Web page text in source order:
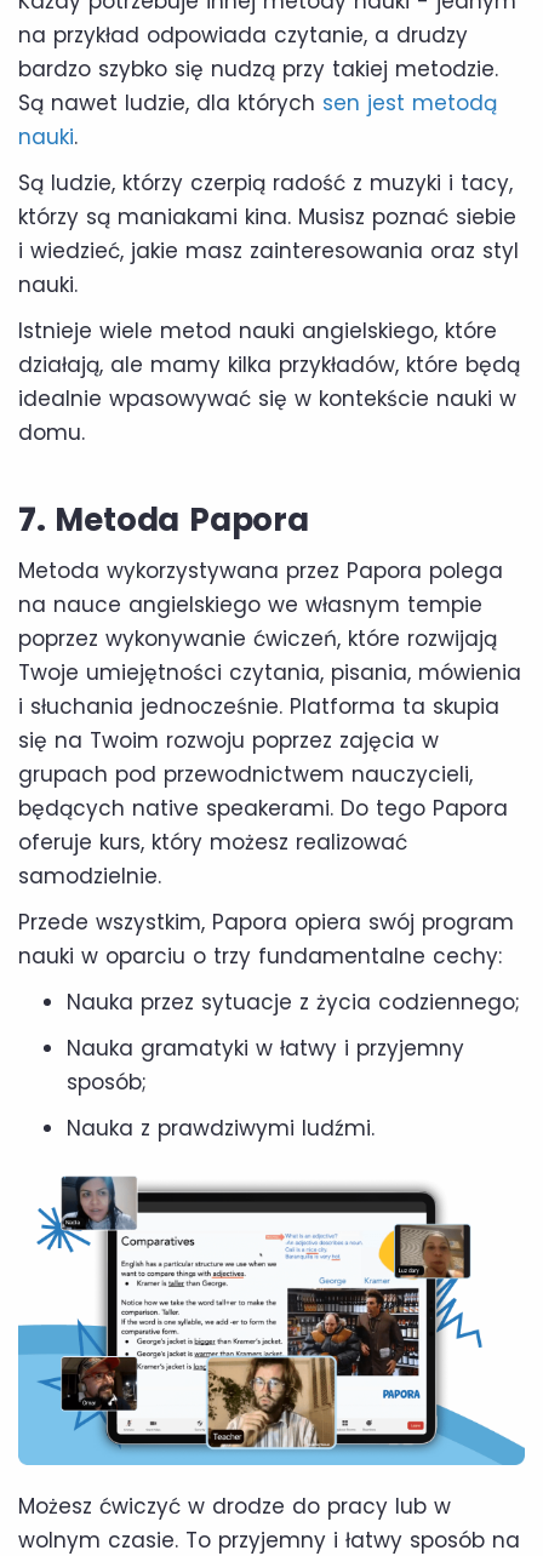
na przykład odpowiada czytanie, a drudzy
bardzo szybko się nudzą przy takiej metodzie.
Są nawet ludzie, dla których sen jest metodą
nauki.
Są ludzie, którzy czerpią radość z muzyki i tacy,
którzy są maniakami kina. Musisz poznać siebie
i wiedzieć, jakie masz zainteresowania oraz styl
nauki.
Istnieje wiele metod nauki angielskiego, które
działają, ale mamy kilka przykładów, które będą
idealnie wpasowywać się w kontekście nauki w
domu.
7. Metoda Papora
Metoda wykorzystywana przez Papora polega
na nauce angielskiego we własnym tempie
poprzez wykonywanie ćwiczeń, które rozwijają
Twoje umiejętności czytania, pisania, mówienia
i słuchania jednocześnie. Platforma ta skupia
się na Twoim rozwoju poprzez zajęcia w
grupach pod przewodnictwem nauczycieli,
będących native speakerami. Do tego Papora
oferuje kurs, który możesz realizować
samodzielnie.
Przede wszystkim, Papora opiera swój program
nauki w oparciu o trzy fundamentalne cechy:
Nauka przez sytuacje z życia codziennego;
Nauka gramatyki w łatwy i przyjemny
sposób;
Nauka z prawdziwymi ludźmi.
Możesz ćwiczyć w drodze do pracy lub w
wolnym czasie. To przyjemny i łatwy sposób na